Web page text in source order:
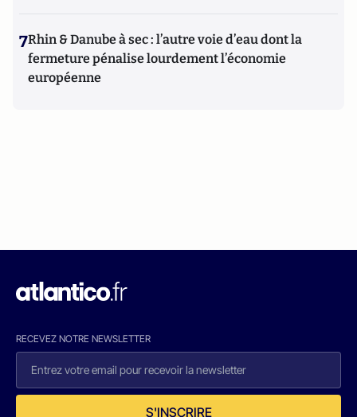
7Rhin & Danube à sec : l’autre voie d’eau dont la
fermeture pénalise lourdement l’économie
européenne
RECEVEZ NOTRE NEWSLETTER
S'INSCRIRE